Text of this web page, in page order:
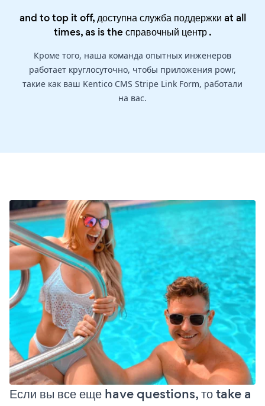
and to top it off, доступна служба поддержки at all
times, as is theсправочный центр.
Кроме того, наша команда опытных инженеров
работает круглосуточно, чтобы приложения powr,
такие как ваш Kentico CMS Stripe Link Form, работали
на вас.
Если вы все еще have questions, то take a